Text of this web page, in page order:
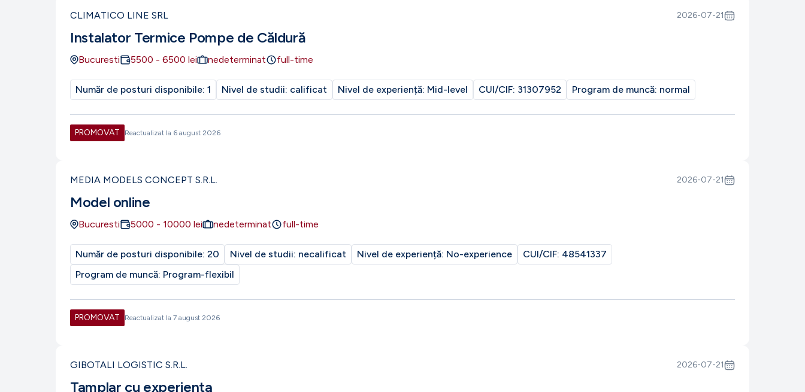
CLIMATICO LINE SRL 2026-07-21
Instalator Termice Pompe de Căldură
Bucuresti 5500 - 6500 lei nedeterminat full-time
Număr de posturi disponibile: 1 Nivel de studii: calificat Nivel de experiență: Mid-level CUI/CIF: 31307952 Program de muncă: normal
PROMOVAT Reactualizat la 6 august 2026
MEDIA MODELS CONCEPT S.R.L. 2026-07-21
Model online
Bucuresti 5000 - 10000 lei nedeterminat full-time
Număr de posturi disponibile: 20 Nivel de studii: necalificat Nivel de experiență: No-experience CUI/CIF: 48541337
Program de muncă: Program-flexibil
PROMOVAT Reactualizat la 7 august 2026
GIBOTALI LOGISTIC S.R.L. 2026-07-21
Tamplar cu experienta